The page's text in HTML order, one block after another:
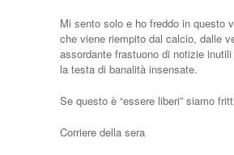
Mi sento solo e ho freddo in questo
che viene riempito dal calcio, dalle
assordante frastuono di notizie
la testa di banalità insensate.
Se questo è “essere liberi” siamo
Corriere della sera